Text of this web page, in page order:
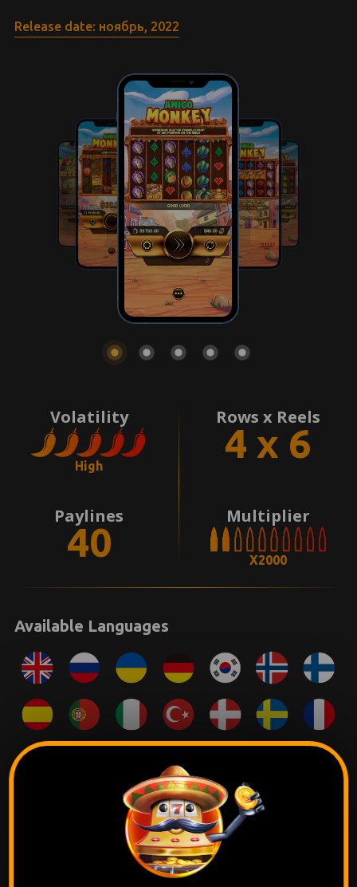
Release date: ноябрь, 2022
Volatility
High
Rows x Reels
4 x 6
Paylines
40
Multiplier
X2000
Available Languages
Перейти к промо